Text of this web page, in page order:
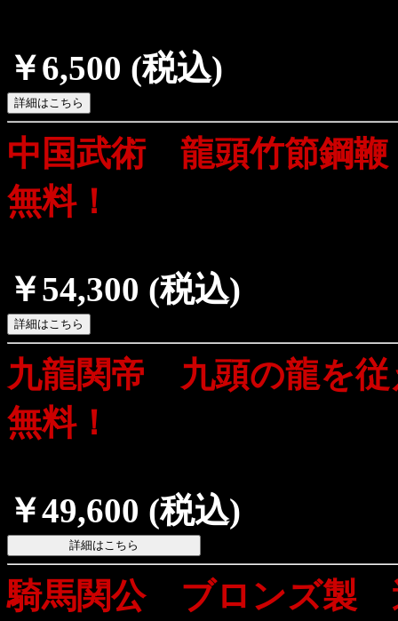
￥6,500 (税込)
中国武術 龍頭竹節鋼
無料！
￥54,300 (税込)
九龍関帝 九頭の龍を
無料！
￥49,600 (税込)
騎馬関公 ブロンズ製